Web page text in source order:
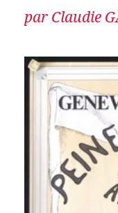
par Claudie